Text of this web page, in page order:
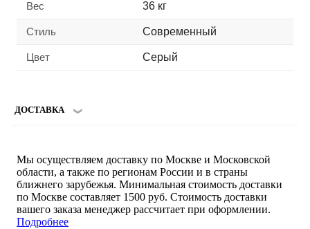
Вес 36 кг
Стиль Современный
Цвет Серый
ДОСТАВКА
Мы осуществляем доставку по Москве и Московской
области, а также по регионам России и в страны
ближнего зарубежья. Минимальная стоимость доставки
по Москве составляет 1500 руб. Стоимость доставки
вашего заказа менеджер рассчитает при оформлении.
Подробнее